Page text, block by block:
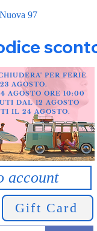
97
account
Gift Card
PER FERIE
AGOSTO.
AGOSTO ORE 10:00
DAL 12 AGOSTO
IL 24 AGOSTO.